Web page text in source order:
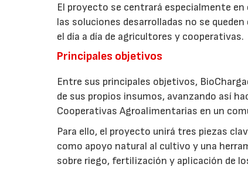
El proyecto se centrará especialmente
las soluciones desarrolladas no se
el día a día de agricultores y cooperativas.
Principales objetivos
Entre sus principales objetivos,
de sus propios insumos, avanzando así
Cooperativas Agroalimentarias en un
Para ello, el proyecto unirá tres piezas
como apoyo natural al cultivo y una
sobre riego, fertilización y aplicación de